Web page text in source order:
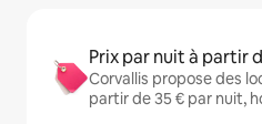
Prix par nuit à partir
Corvallis propose des
partir de 35 € par nuit,